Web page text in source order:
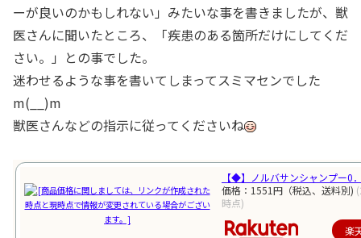
ーが良いのかもしれない」みたいな事を書きましたが、獣
医さんに聞いたところ、「疾患のある箇所だけにしてくだ
さい。」との事でした。
迷わせるような事を書いてしまってスミマセンでした
m(__)m
獣医さんなどの指示に従ってくださいね
【◆】ノルバサンシャンプー0
価格：1551円（税込、送料別)
時点)
楽